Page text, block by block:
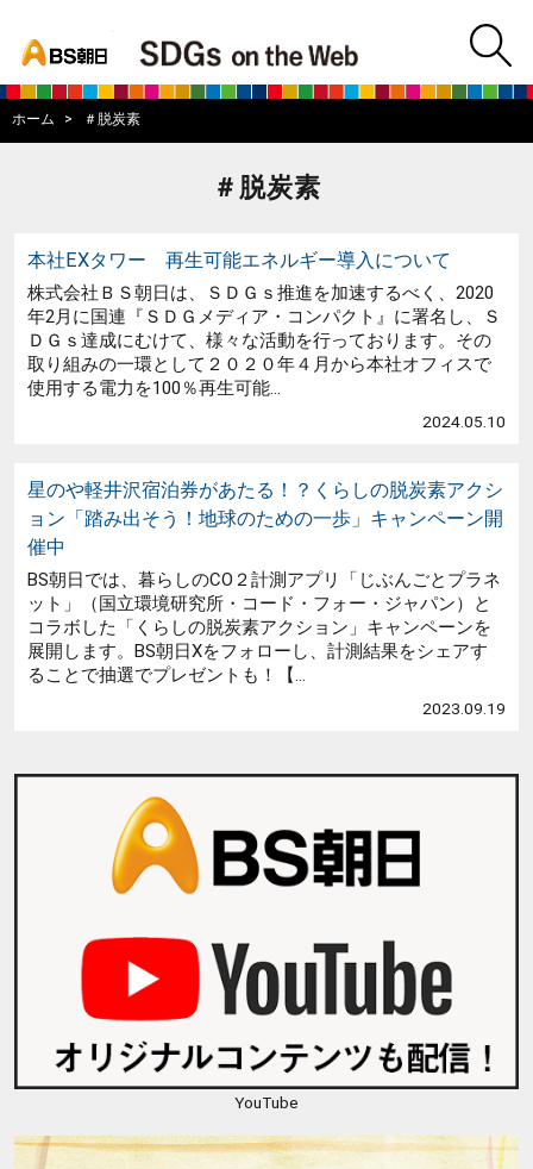
BS朝日SDGs
ホーム ＃脱炭素
＃脱炭素
本社EXタワー 再生可能エネルギー導入について
株式会社ＢＳ朝日は、ＳＤＧｓ推進を加速するべく、2020
年2月に国連『ＳＤＧメディア・コンパクト』に署名し、Ｓ
ＤＧｓ達成にむけて、様々な活動を行っております。その
取り組みの一環として２０２０年４月から本社オフィスで
使用する電力を100％再生可能...
2024.05.10
星のや軽井沢宿泊券があたる！？くらしの脱炭素アクシ
ョン「踏み出そう！地球のための一歩」キャンペーン開
催中
BS朝日では、暮らしのCO２計測アプリ「じぶんごとプラネ
ット」（国立環境研究所・コード・フォー・ジャパン）と
コラボした「くらしの脱炭素アクション」キャンペーンを
展開します。BS朝日Xをフォローし、計測結果をシェアす
ることで抽選でプレゼントも！【...
2023.09.19
YouTube